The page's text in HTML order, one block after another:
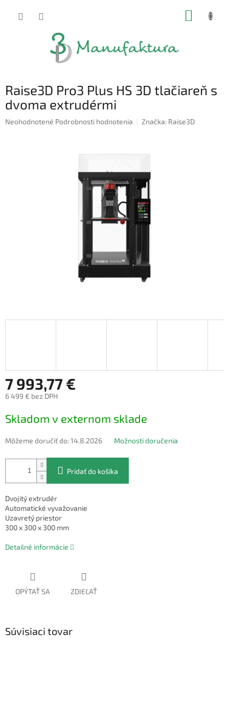
Raise3D Pro3 Plus HS 3D tlačiareň s
dvoma extrudérmi
Priemerné
Neohodnotené Podrobnosti hodnotenia Značka: Raise3D
7 993,77 €
6 499 € bez DPH
cena:
Skladom v externom sklade
Môžeme doručiť do:14.8.2026 Možnosti doručenia
Pridať do košíka
Dvojitý extrudér
Automatické vyvažovanie
Uzavretý priestor
300 x 300 x 300 mm
Detailné informácie
OPÝTAŤ SA ZDIEĽAŤ
Súvisiaci tovar